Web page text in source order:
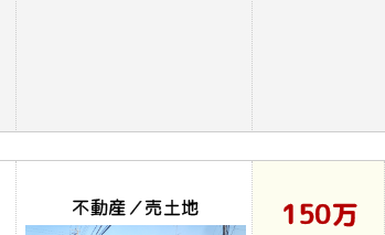
不動産／売土地 150万